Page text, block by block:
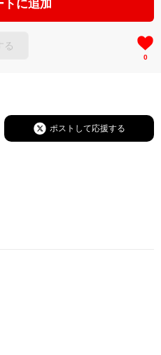
トに追加
る
0
ポストして応援する